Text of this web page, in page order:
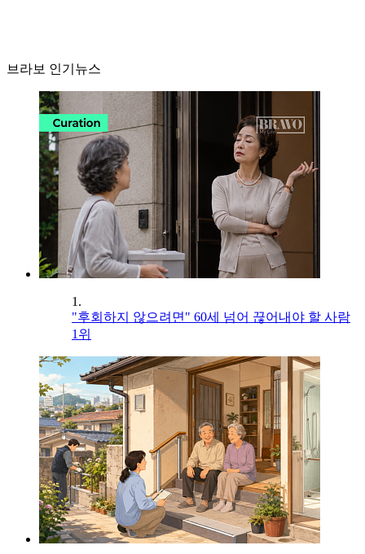
브라보 인기뉴스
1.
"후회하지 않으려면" 60세 넘어 끊어내야 할 사람
1위